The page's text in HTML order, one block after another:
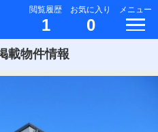
閲覧履歴
1
お気に入り
0
メニュー
載物件情報